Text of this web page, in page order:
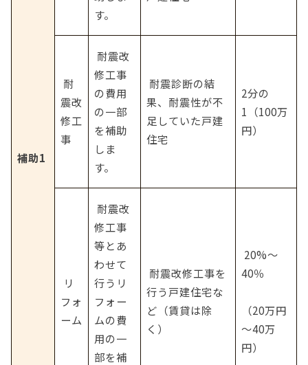
補助1
す。
耐
震改
修工
事
耐震改
修工事
の費用
の一部
を補助
しま
す。
耐震診断の結
果、耐震性が不
足していた戸建
住宅
2分の
1（100万
円）
リ
フォ
ーム
耐震改
修工事
等とあ
わせて
行うリ
フォー
ムの費
用の一
部を補
耐震改修工事を
行う戸建住宅な
ど（賃貸は除
く）
20%～
40％
（20万円
～40万
円）